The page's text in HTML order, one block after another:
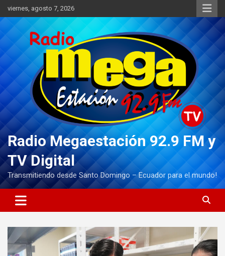
Saltar
al
contenido
viernes, agosto 7, 2026
Radio Megaestación 92.9 FM y
TV Digital
Transmitiendo desde Santo Domingo – Ecuador para el mundo!